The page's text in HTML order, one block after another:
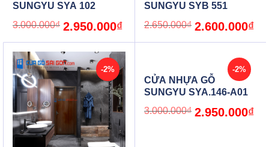
SUNGYU SYA 102
3.000.000₫ Original
price
2.950.000₫Current
price
SUNGYU SYB 551
2.650.000₫ Original
price
2.600.000₫
-2% -2%
CỬA NHỰA GỖ
SUNGYU SYA.146-A01
3.000.000₫ Original
price
2.950.000₫